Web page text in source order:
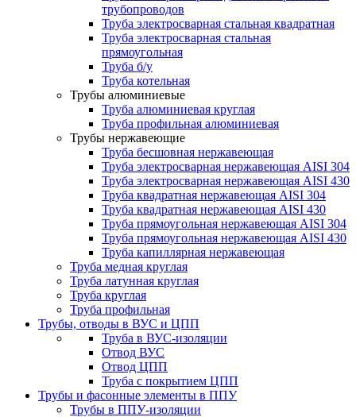
трубопроводов
Труба электросварная стальная квадратная
Труба электросварная стальная
прямоугольная
Труба б/у
Труба котельная
Трубы алюминиевые
Труба алюминиевая круглая
Труба профильная алюминиевая
Трубы нержавеющие
Труба бесшовная нержавеющая
Труба электросварная нержавеющая AISI 304
Труба электросварная нержавеющая AISI 430
Труба квадратная нержавеющая AISI 304
Труба квадратная нержавеющая AISI 430
Труба прямоугольная нержавеющая AISI 304
Труба прямоугольная нержавеющая AISI 430
Труба капиллярная нержавеющая
Труба медная круглая
Труба латунная круглая
Труба круглая
Труба профильная
Трубы, отводы в ВУС и ЦПП
Труба в ВУС-изоляции
Отвод ВУС
Отвод ЦПП
Труба с покрытием ЦПП
Трубы и фасонные элементы в ППУ
Трубы в ППУ-изоляции